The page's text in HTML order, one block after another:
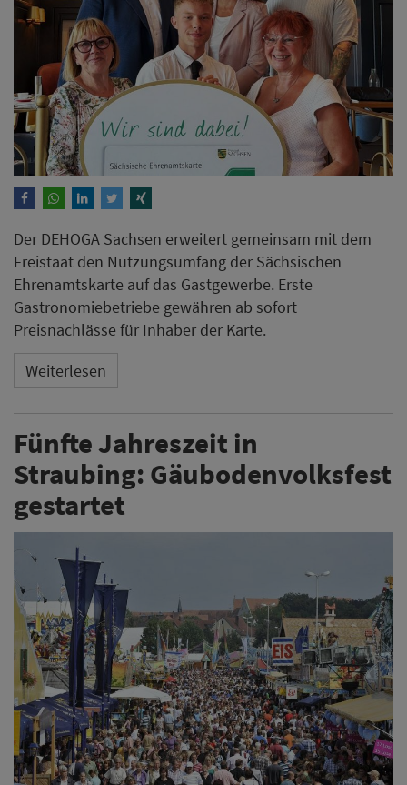
Der DEHOGA Sachsen erweitert gemeinsam mit dem
Freistaat den Nutzungsumfang der Sächsischen
Ehrenamtskarte auf das Gastgewerbe. Erste
Gastronomiebetriebe gewähren ab sofort
Preisnachlässe für Inhaber der Karte.
Weiterlesen
Fünfte Jahreszeit in
Straubing: Gäubodenvolksfest
gestartet